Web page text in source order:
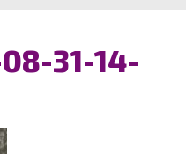
31-14-